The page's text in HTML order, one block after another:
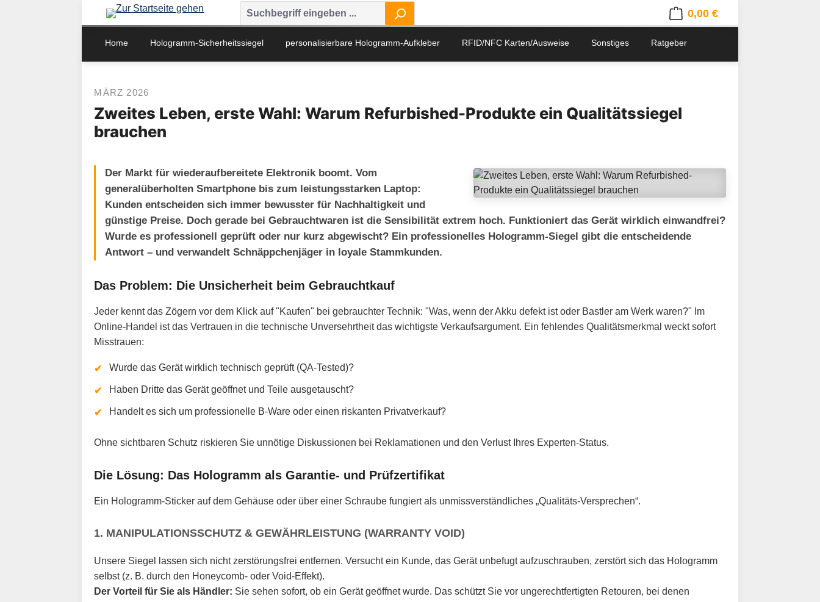
Zur Hauptnavigation springen 0,00 €
Warenkorb enthält 0 Positionen.
Home Hologramm-Sicherheitssiegel personalisierbare Hologramm-Aufkleber RFID/NFC Karten/Ausweise Sonstiges Ratgeber
MÄRZ 2026
Zweites Leben, erste Wahl: Warum Refurbished-Produkte ein Qualitätssiegel
brauchen
Der Markt für wiederaufbereitete Elektronik boomt. Vom
generalüberholten Smartphone bis zum leistungsstarken Laptop:
Kunden entscheiden sich immer bewusster für Nachhaltigkeit und
günstige Preise. Doch gerade bei Gebrauchtwaren ist die Sensibilität extrem hoch. Funktioniert das Gerät wirklich einwandfrei?
Wurde es professionell geprüft oder nur kurz abgewischt? Ein professionelles Hologramm-Siegel gibt die entscheidende
Antwort – und verwandelt Schnäppchenjäger in loyale Stammkunden.
Das Problem: Die Unsicherheit beim Gebrauchtkauf
Jeder kennt das Zögern vor dem Klick auf "Kaufen" bei gebrauchter Technik: "Was, wenn der Akku defekt ist oder Bastler am Werk waren?" Im
Online-Handel ist das Vertrauen in die technische Unversehrtheit das wichtigste Verkaufsargument. Ein fehlendes Qualitätsmerkmal weckt sofort
Misstrauen:
Wurde das Gerät wirklich technisch geprüft (QA-Tested)?
Haben Dritte das Gerät geöffnet und Teile ausgetauscht?
Handelt es sich um professionelle B-Ware oder einen riskanten Privatverkauf?
Ohne sichtbaren Schutz riskieren Sie unnötige Diskussionen bei Reklamationen und den Verlust Ihres Experten-Status.
Die Lösung: Das Hologramm als Garantie- und Prüfzertifikat
Ein Hologramm-Sticker auf dem Gehäuse oder über einer Schraube fungiert als unmissverständliches „Qualitäts-Versprechen“.
1. MANIPULATIONSSCHUTZ & GEWÄHRLEISTUNG (WARRANTY VOID)
Unsere Siegel lassen sich nicht zerstörungsfrei entfernen. Versucht ein Kunde, das Gerät unbefugt aufzuschrauben, zerstört sich das Hologramm
selbst (z. B. durch den Honeycomb- oder Void-Effekt).
Der Vorteil für Sie als Händler: Sie sehen sofort, ob ein Gerät geöffnet wurde. Das schützt Sie vor ungerechtfertigten Retouren, bei denen